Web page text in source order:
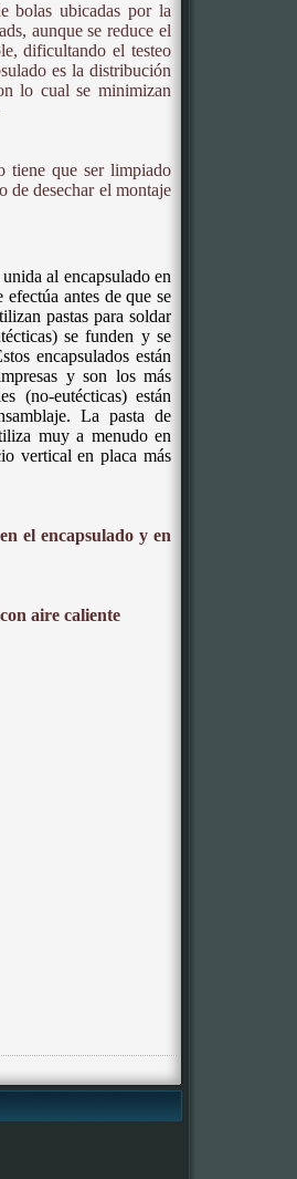
bolas ubicadas por la
aunque se reduce el
dificultando el testeo
es la distribución
lo cual se minimizan
tiene que ser limpiado
de desechar el montaje
al encapsulado en
antes de que se
pastas para soldar
se funden y se
encapsulados están
y son los más
(no-eutécticas) están
La pasta de
muy a menudo en
vertical en placa más
el encapsulado y en
aire caliente